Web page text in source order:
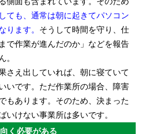
ても、通常は朝に起きてパソコン
ります。 そうして時間を守り、仕
で作業が進んだのか」などを報告
。
さえ出していれば、朝に寝ていて
いです。ただ作業所の場合、障害
もあります。そのため、決まった
いけない事業所は多いです。
く必要がある